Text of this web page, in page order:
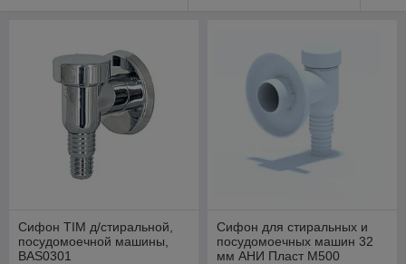
Сифон TIM д/стиральной,
посудомоечной машины,
BAS0301
Сифон для стиральных и
посудомоечных машин 32
мм АНИ Пласт M500